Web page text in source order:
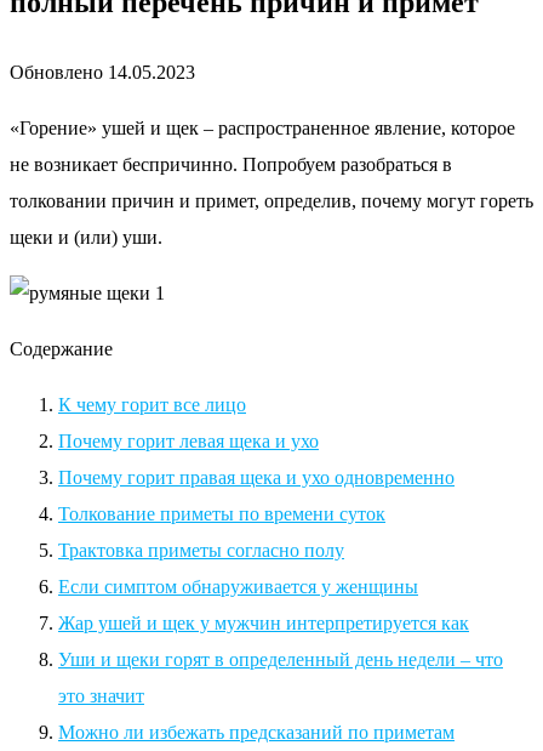
Обновлено 14.05.2023
«Горение» ушей и щек – распространенное явление, которое
не возникает беспричинно. Попробуем разобраться в
толковании причин и примет, определив, почему могут гореть
щеки и (или) уши.
Содержание
К чему горит все лицо
Почему горит левая щека и ухо
Почему горит правая щека и ухо одновременно
Толкование приметы по времени суток
Трактовка приметы согласно полу
Если симптом обнаруживается у женщины
Жар ушей и щек у мужчин интерпретируется как
Уши и щеки горят в определенный день недели – что
это значит
Можно ли избежать предсказаний по приметам